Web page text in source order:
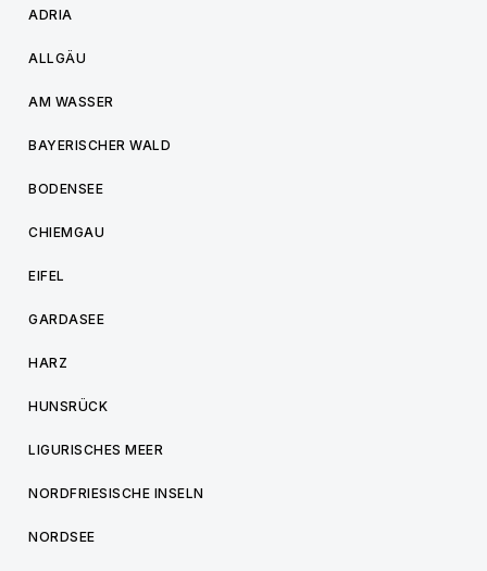
ADRIA
ALLGÄU
AM WASSER
BAYERISCHER WALD
BODENSEE
CHIEMGAU
EIFEL
GARDASEE
HARZ
HUNSRÜCK
LIGURISCHES MEER
NORDFRIESISCHE INSELN
NORDSEE